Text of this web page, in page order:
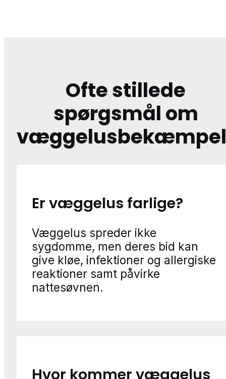
Ofte stillede
spørgsmål om
Er væggelus farlige?
Væggelus spreder ikke
sygdomme, men deres bid kan
give kløe, infektioner og allergiske
reaktioner samt påvirke
nattesøvnen.
Hvor kommer væggelus